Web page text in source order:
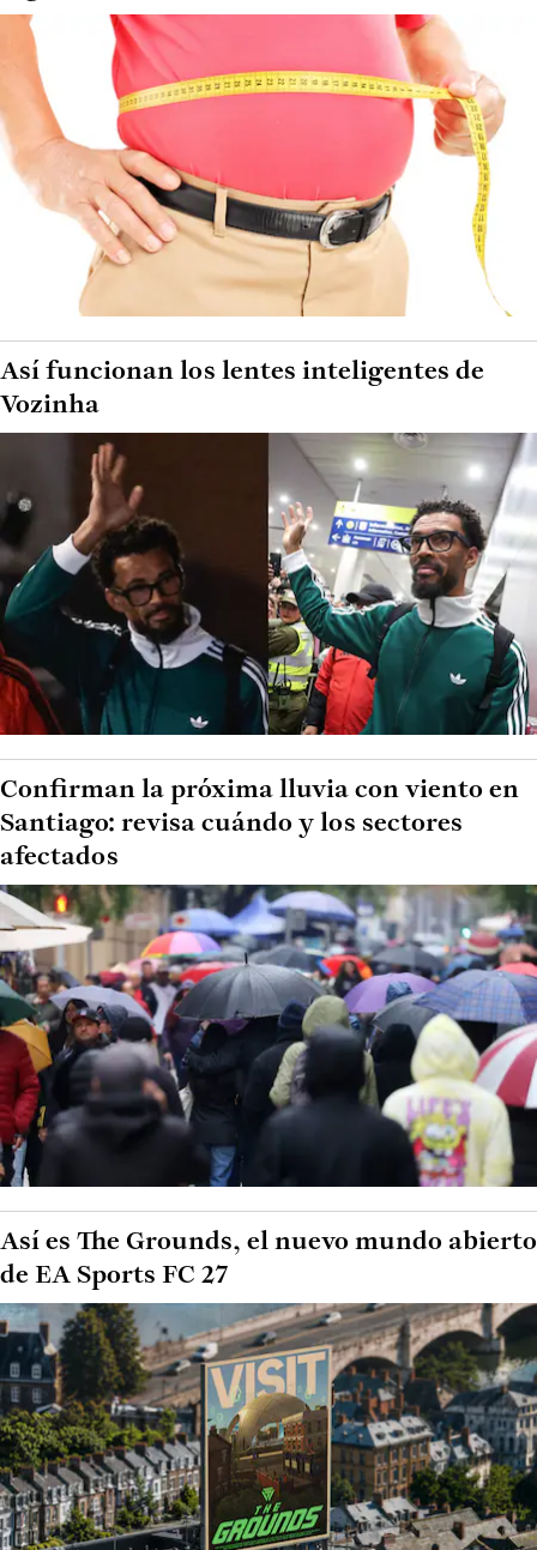
Así funcionan los lentes inteligentes de
Vozinha
Confirman la próxima lluvia con viento en
Santiago: revisa cuándo y los sectores
afectados
Así es The Grounds, el nuevo mundo abierto
de EA Sports FC 27